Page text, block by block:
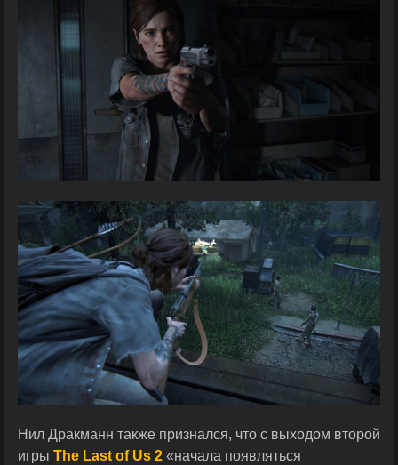
Нил Дракманн также признался, что с выходом второй
игры The Last of Us 2 «начала появляться